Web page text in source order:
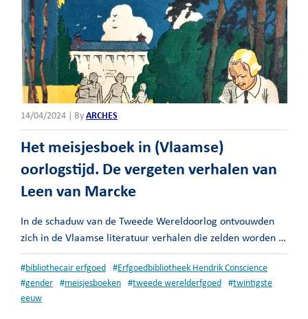
14/04/2024 | By ARCHES
Het meisjesboek in (Vlaamse)
oorlogstijd. De vergeten verhalen van
Leen van Marcke
In de schaduw van de Tweede Wereldoorlog ontvouwden
zich in de Vlaamse literatuur verhalen die zelden worden …
#bibliothecair erfgoed #Erfgoedbibliotheek Hendrik Conscience
#gender #meisjesboeken #tweede werelderfgoed #twintigste
eeuw